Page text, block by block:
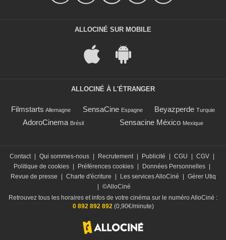
ALLOCINÉ SUR MOBILE
ALLOCINÉ À L'ÉTRANGER
Filmstarts Allemagne SensaCine Espagne Beyazperde Turquie
AdoroCinema Brésil Sensacine México Mexique
Contact Qui sommes-nous Recrutement Publicité CGU CGV
Politique de cookies
Préférences cookies Données Personnelles
Revue de presse
Charte d'écriture Les services AlloCiné
Gérer Utiq
©AlloCiné
Retrouvez tous les horaires et infos de votre cinéma sur le numéro AlloCiné :
0 892 892 892(0,90€/minute)